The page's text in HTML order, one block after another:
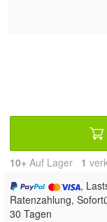
10+ Auf Lager 1
,
Ratenzahlung,
30 Tagen